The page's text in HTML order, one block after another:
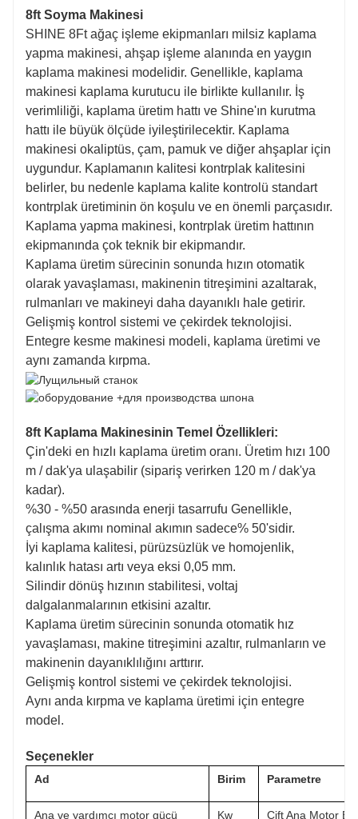
Maksimum kütük çapı (mm): 500 mm maks. - ahşap
çekirdek 32 mm.
8ft Soyma Makinesi
SHINE 8Ft ağaç işleme ekipmanları milsiz kaplama
yapma makinesi, ahşap işleme alanında en yaygın
kaplama makinesi modelidir. Genellikle, kaplama
makinesi kaplama kurutucu ile birlikte kullanılır. İş
verimliliği, kaplama üretim hattı ve Shine'ın kurutma
hattı ile büyük ölçüde iyileştirilecektir. Kaplama
makinesi okaliptüs, çam, pamuk ve diğer ahşaplar için
uygundur. Kaplamanın kalitesi kontrplak kalitesini
belirler, bu nedenle kaplama kalite kontrolü standart
kontrplak üretiminin ön koşulu ve en önemli parçasıdır.
Kaplama yapma makinesi, kontrplak üretim hattının
ekipmanında çok teknik bir ekipmandır.
Kaplama üretim sürecinin sonunda hızın otomatik
olarak yavaşlaması, makinenin titreşimini azaltarak,
rulmanları ve makineyi daha dayanıklı hale getirir.
Gelişmiş kontrol sistemi ve çekirdek teknolojisi.
Entegre kesme makinesi modeli, kaplama üretimi ve
aynı zamanda kırpma.
8ft Kaplama Makinesinin Temel Özellikleri:
Çin'deki en hızlı kaplama üretim oranı. Üretim hızı 100
m / dak'ya ulaşabilir (sipariş verirken 120 m / dak'ya
kadar).
%30 - %50 arasında enerji tasarrufu Genellikle,
çalışma akımı nominal akımın sadece% 50'sidir.
İyi kaplama kalitesi, pürüzsüzlük ve homojenlik,
kalınlık hatası artı veya eksi 0,05 mm.
Silindir dönüş hızının stabilitesi, voltaj
dalgalanmalarının etkisini azaltır.
Kaplama üretim sürecinin sonunda otomatik hız
yavaşlaması, makine titreşimini azaltır, rulmanların ve
makinenin dayanıklılığını arttırır.
Gelişmiş kontrol sistemi ve çekirdek teknolojisi.
Aynı anda kırpma ve kaplama üretimi için entegre
model.
Seçenekler
Ad Birim Parametre
Ana ve yardımcı motor gücü Kw Çift Ana Motor